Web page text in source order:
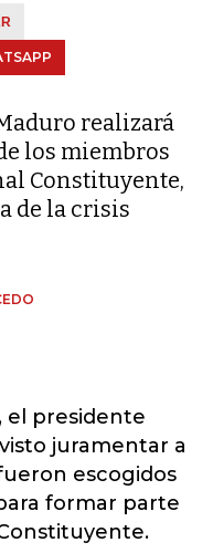
realizará
los miembros
Constituyente,
de la crisis
el presidente
juramentar a
escogidos
formar parte